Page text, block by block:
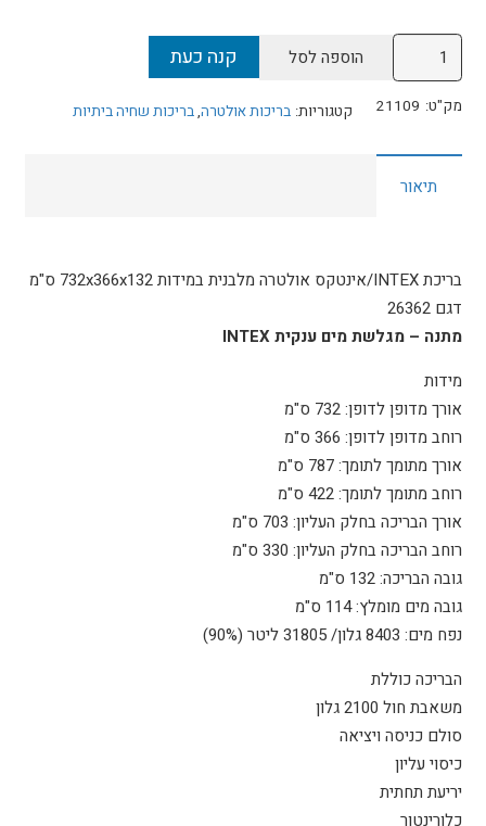
כמות
של
בריכת
במידות
732x366x132
26364
יבואן
רשמי
הוספה לסל קנה כעת
מק"ט: 21109 קטגוריות: בריכות אולטרה,בריכות שחיה ביתיות
תיאור
בריכת INTEX/אינטקס אולטרה מלבנית במידות 732x366x132 ס"מ
דגם 26362
מתנה – מגלשת מים ענקית INTEX
מידות
אורך מדופן לדופן: 732 ס"מ
רוחב מדופן לדופן: 366 ס"מ
אורך מתומך לתומך: 787 ס"מ
רוחב מתומך לתומך: 422 ס"מ
אורך הבריכה בחלק העליון: 703 ס"מ
רוחב הבריכה בחלק העליון: 330 ס"מ
גובה הבריכה: 132 ס"מ
גובה מים מומלץ: 114 ס"מ
נפח מים: 8403 גלון/ 31805 ליטר (90%)
הבריכה כוללת
משאבת חול 2100 גלון
סולם כניסה ויציאה
כיסוי עליון
יריעת תחתית
כלורינטור